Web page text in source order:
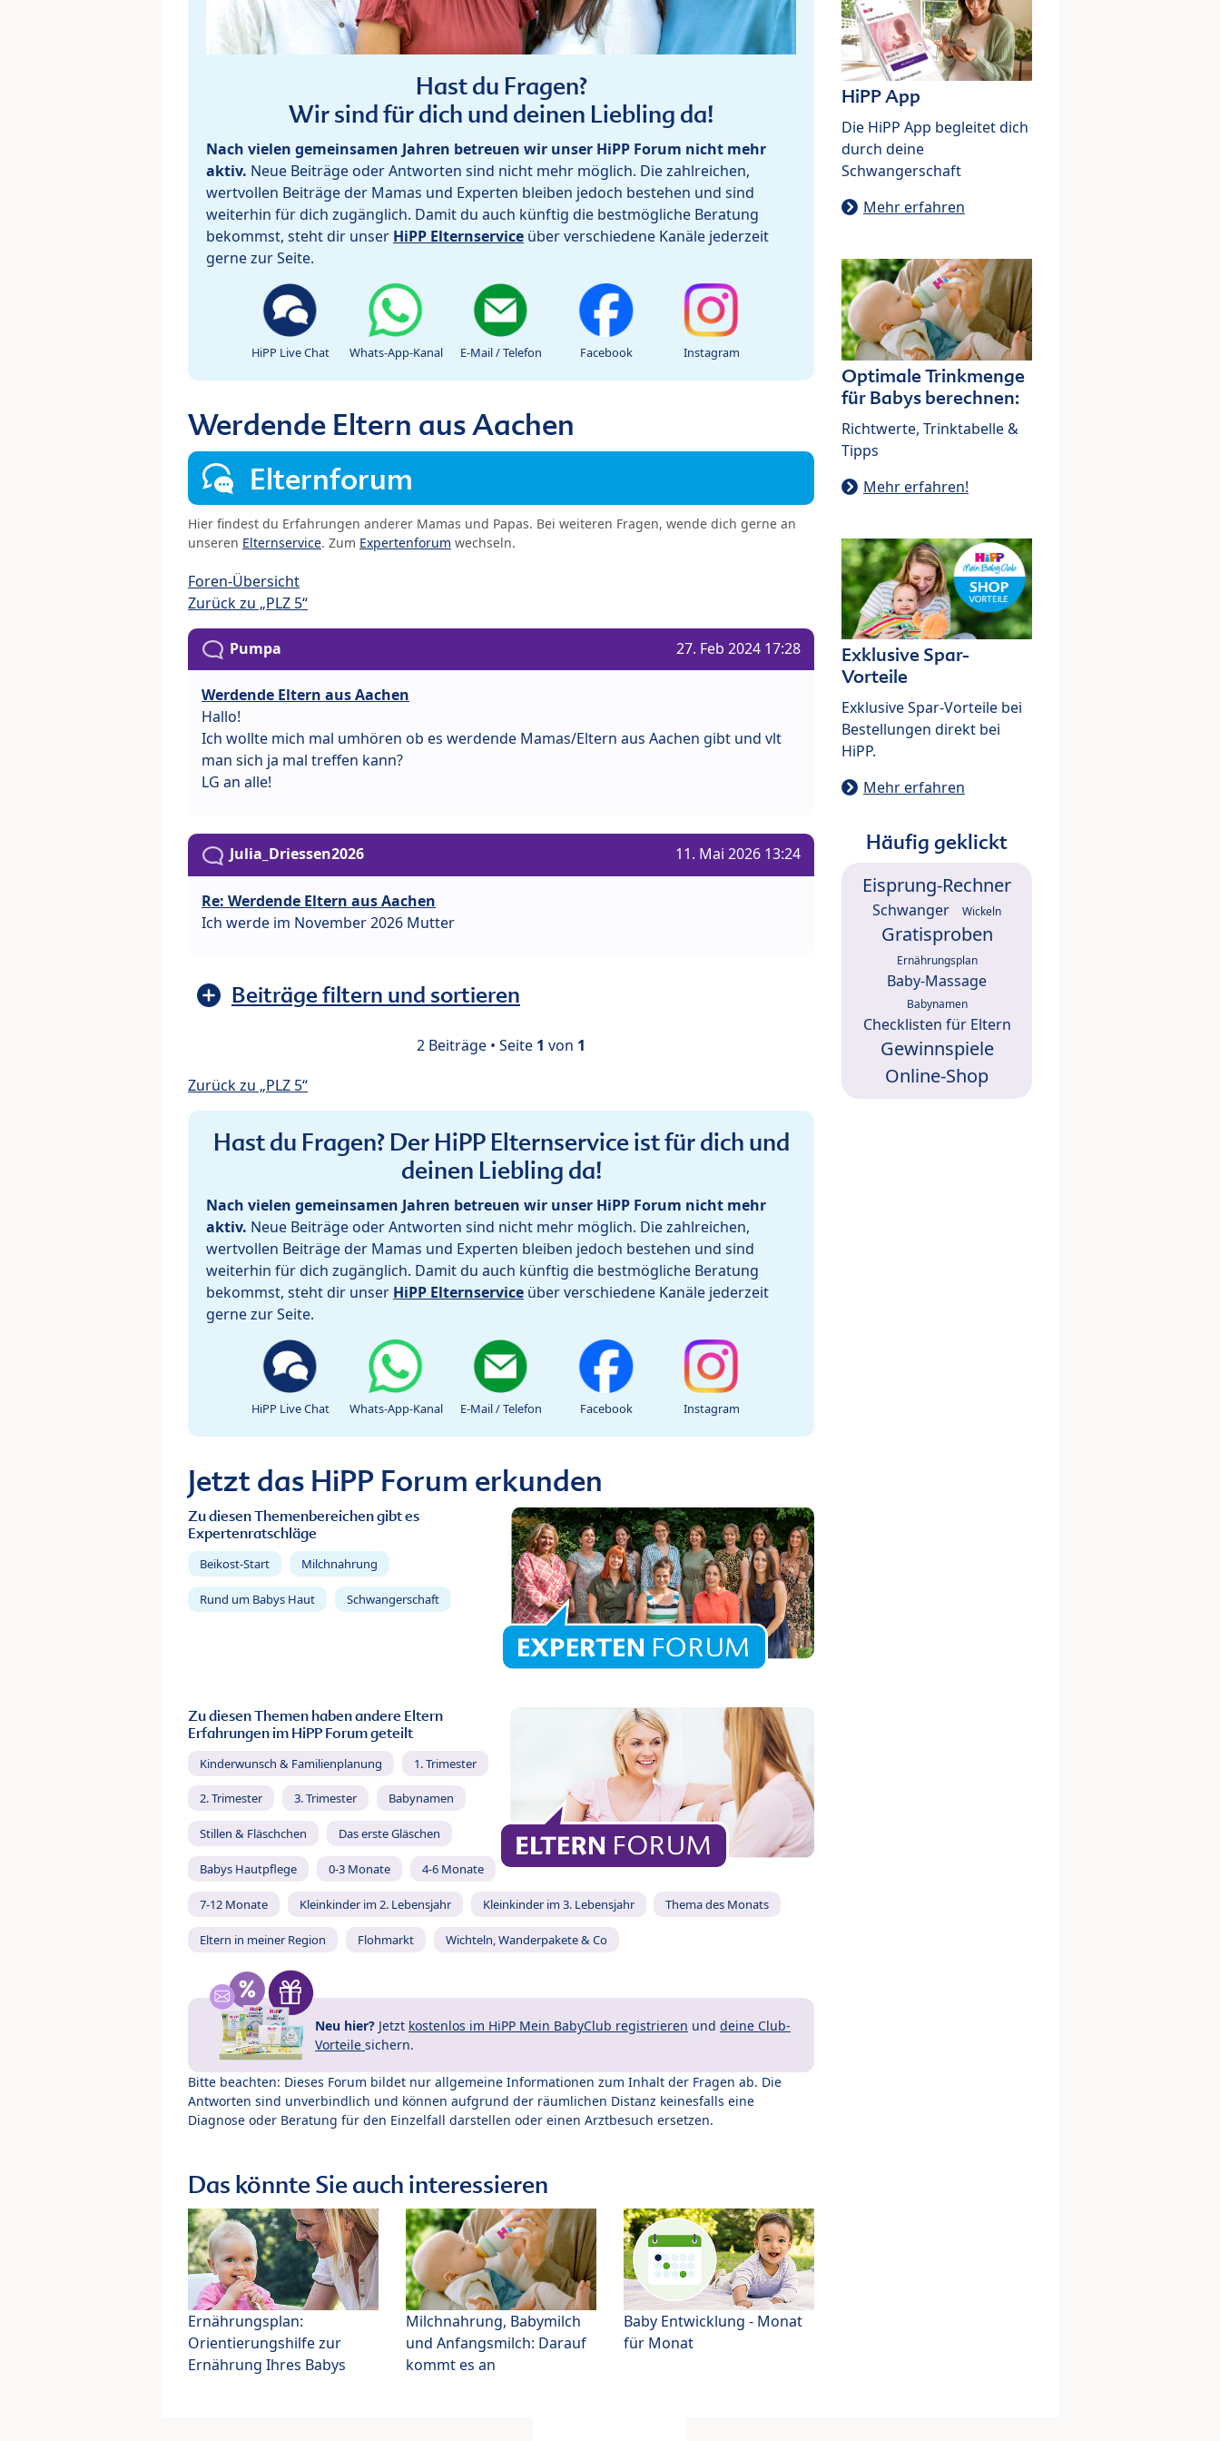
Hast du Fragen?
Wir sind für dich und deinen Liebling da!
Nach vielen gemeinsamen Jahren betreuen wir unser HiPP Forum nicht mehr
aktiv. Neue Beiträge oder Antworten sind nicht mehr möglich. Die zahlreichen,
wertvollen Beiträge der Mamas und Experten bleiben jedoch bestehen und sind
weiterhin für dich zugänglich. Damit du auch künftig die bestmögliche Beratung
bekommst, steht dir unser HiPP Elternservice über verschiedene Kanäle jederzeit
gerne zur Seite.
HiPP Live Chat Whats-App-Kanal E-Mail / Telefon Facebook Instagram
Werdende Eltern aus Aachen
Elternforum
Hier findest du Erfahrungen anderer Mamas und Papas. Bei weiteren Fragen, wende dich gerne an
unseren Elternservice. Zum Expertenforum wechseln.
Foren-Übersicht
Zurück zu „PLZ 5“
Pumpa 27. Feb 2024 17:28
Werdende Eltern aus Aachen
Hallo!
Ich wollte mich mal umhören ob es werdende Mamas/Eltern aus Aachen gibt und vlt
man sich ja mal treffen kann?
LG an alle!
Julia_Driessen2026 11. Mai 2026 13:24
Re: Werdende Eltern aus Aachen
Ich werde im November 2026 Mutter
Beiträge filtern und sortieren
2 Beiträge • Seite 1 von 1
Zurück zu „PLZ 5“
Hast du Fragen? Der HiPP Elternservice ist für dich und
deinen Liebling da!
Nach vielen gemeinsamen Jahren betreuen wir unser HiPP Forum nicht mehr
aktiv. Neue Beiträge oder Antworten sind nicht mehr möglich. Die zahlreichen,
wertvollen Beiträge der Mamas und Experten bleiben jedoch bestehen und sind
weiterhin für dich zugänglich. Damit du auch künftig die bestmögliche Beratung
bekommst, steht dir unser HiPP Elternservice über verschiedene Kanäle jederzeit
gerne zur Seite.
HiPP Live Chat Whats-App-Kanal E-Mail / Telefon Facebook Instagram
Jetzt das HiPP Forum erkunden
Zu diesen Themenbereichen gibt es
Expertenratschläge
Beikost-Start Milchnahrung
Rund um Babys Haut Schwangerschaft
Zu diesen Themen haben andere Eltern
Erfahrungen im HiPP Forum geteilt
Kinderwunsch & Familienplanung 1. Trimester
2. Trimester 3. Trimester Babynamen
Stillen & Fläschchen Das erste Gläschen
Babys Hautpflege 0-3 Monate 4-6 Monate
7-12 Monate Kleinkinder im 2. Lebensjahr Kleinkinder im 3. Lebensjahr Thema des Monats
Eltern in meiner Region Flohmarkt Wichteln, Wanderpakete & Co
Neu hier? Jetzt kostenlos im HiPP Mein BabyClub registrieren und deine Club-
Vorteile sichern.
Bitte beachten: Dieses Forum bildet nur allgemeine Informationen zum Inhalt der Fragen ab. Die
Antworten sind unverbindlich und können aufgrund der räumlichen Distanz keinesfalls eine
Diagnose oder Beratung für den Einzelfall darstellen oder einen Arztbesuch ersetzen.
Das könnte Sie auch interessieren
Ernährungsplan:
Orientierungshilfe zur
Ernährung Ihres Babys
Milchnahrung, Babymilch
und Anfangsmilch: Darauf
kommt es an
Baby Entwicklung - Monat
für Monat
HiPP App
Die HiPP App begleitet dich
durch deine
Schwangerschaft
Mehr erfahren
Optimale Trinkmenge
für Babys berechnen:
Richtwerte, Trinktabelle &
Tipps
Mehr erfahren!
Exklusive Spar-
Vorteile
Exklusive Spar-Vorteile bei
Bestellungen direkt bei
HiPP.
Mehr erfahren
Häufig geklickt
Eisprung-Rechner
Schwanger Wickeln
Gratisproben
Ernährungsplan
Baby-Massage
Babynamen
Checklisten für Eltern
Gewinnspiele
Online-Shop